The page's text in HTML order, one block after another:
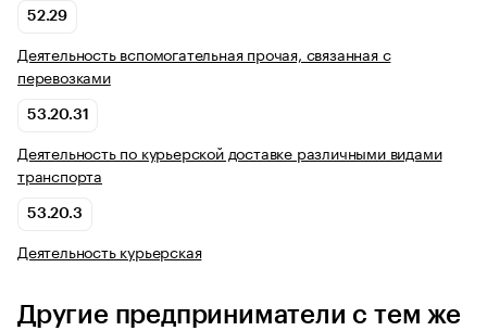
52.29
Деятельность вспомогательная прочая, связанная с
перевозками
53.20.31
Деятельность по курьерской доставке различными видами
транспорта
53.20.3
Деятельность курьерская
Другие предприниматели с тем же